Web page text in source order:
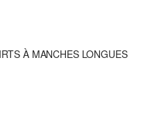
À MANCHES LONGUES